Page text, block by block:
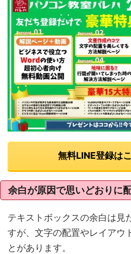
無料LINE登録は
余白が原因で思いどおりに
テキストボックスの余白は見
すが、文字の配置やレイアウ
とがあります。